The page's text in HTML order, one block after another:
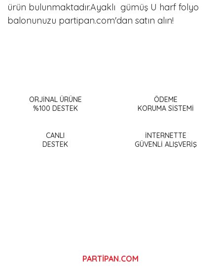
ürün bulunmaktadır.Ayaklı gümüş U harf folyo
balonunuzu partipan.com'dan satın alın!
Görüş ve önerileriniz için teşekkür ederiz.
Ürün açıklamasında eksik bilgiler bulunuyor.
Ürün bilgilerinde hatalar bulunuyor.
ORJİNAL ÜRÜNE
%100 DESTEK
ÖDEME
KORUMA SİSTEMİ
CANLI
DESTEK
İNTERNETTE
GÜVENLİ ALIŞVERİŞ
PARTİPAN.COM